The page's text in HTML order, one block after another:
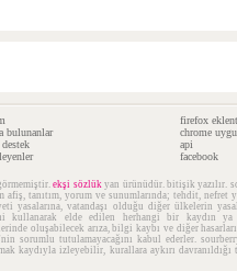
bulunanlar
firefox
chrome
api
facebook
ekşi sözlükyan ürünüdür. bitişik yazılır.
afiş, tanıtım, yorum ve sunumlarında; tehdit, nefret
yasalarına, vatandaşı olduğu diğer ülkelerin
kullanarak elde edilen herhangi bir kaydın
oluşabilecek arıza, bilgi kaybı ve diğer
sorumlu tutulamayacağını kabul ederler.
kaydıyla izleyebilir, kurallara aykırı